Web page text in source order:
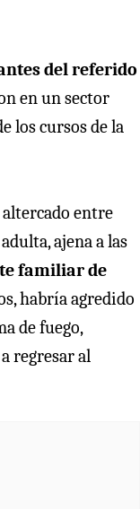
del referido
en un sector
los cursos de la
entre
ajena a las
familiar de
habría agredido
de fuego,
regresar al